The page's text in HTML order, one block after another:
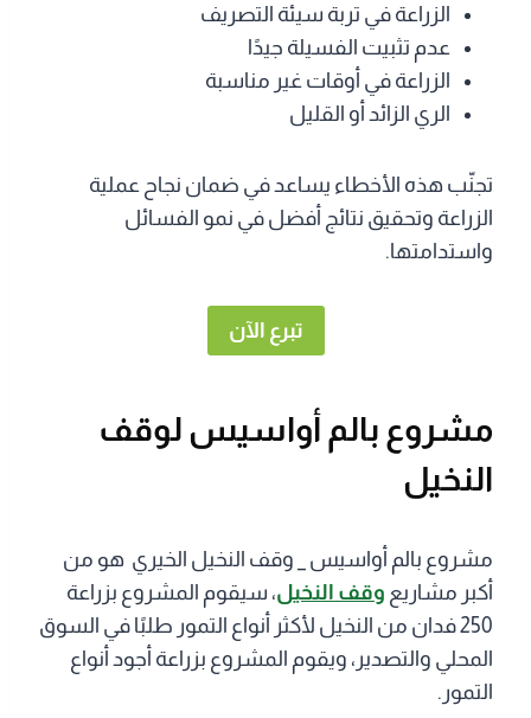
الزراعة في تربة سيئة التصريف
عدم تثبيت الفسيلة جيدًا
الزراعة في أوقات غير مناسبة
الري الزائد أو القليل
تجنّب هذه الأخطاء يساعد في ضمان نجاح عملية
الزراعة وتحقيق نتائج أفضل في نمو الفسائل
واستدامتها.
تبرع الآن
مشروع بالم أواسيس لوقف
النخيل
مشروع بالم أواسيس _ وقف النخيل الخيري هو من
أكبر مشاريع وقف النخيل، سيقوم المشروع بزراعة
250 فدان من النخيل لأكثر أنواع التمور طلبًا في السوق
المحلي والتصدير، ويقوم المشروع بزراعة أجود أنواع
التمور.